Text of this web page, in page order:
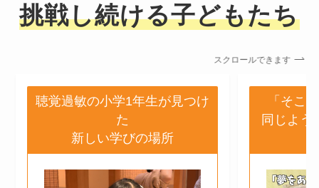
挑戦し続ける子どもたち
スクロールできます
聴覚過敏の小学1年生が見つけ
た
新しい学びの場所
「そこ
同じよう